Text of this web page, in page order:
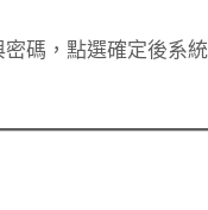
碼，點選確定後系